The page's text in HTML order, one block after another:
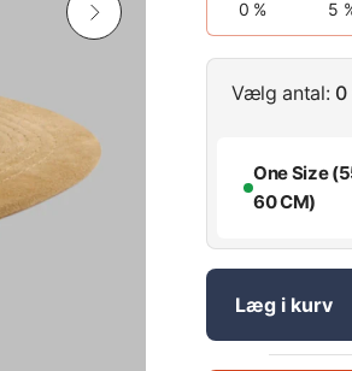
0 % 5
Vælg antal: 0
One Size
60 CM)
Læg i kurv